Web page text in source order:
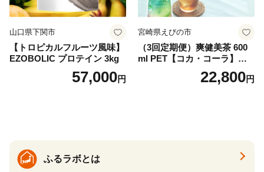
山口県下関市
【トロピカルフルーツ風味】
EZOBOLIC プロテイン 3kg
57,000円
宮崎県えびの市
（3回定期便）爽健美茶 600
ml PET【コカ・コーラ】ペ
ットボトル 1ケース(24本) 定
期便 3回(72本) セット お茶
22,800円
ふるラボとは